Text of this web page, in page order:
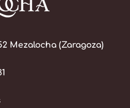
Mezalocha (Zaragoza)